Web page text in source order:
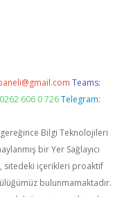
Teams:
606 0 726 Telegram:
gereğince Bilgi Teknolojileri
bir Yer Sağlayıcı
sitedeki içerikleri proaktif
bulunmamaktadır.